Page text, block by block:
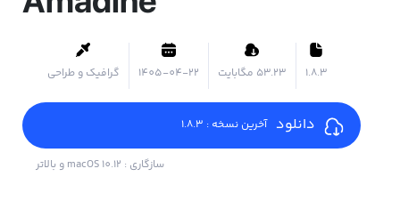
1.8.3 ۵۳.۲۳ مگابایت 1405-04-22 گرافیک و طراحی
دانلود آخرین نسخه : 1.8.3
سازگاری : macOS 10.12 و بالاتر